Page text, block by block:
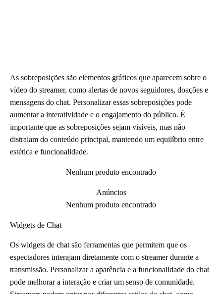
As sobreposições são elementos gráficos que aparecem sobre o
vídeo do streamer, como alertas de novos seguidores, doações e
mensagens do chat. Personalizar essas sobreposições pode
aumentar a interatividade e o engajamento do público. É
importante que as sobreposições sejam visíveis, mas não
distraiam do conteúdo principal, mantendo um equilíbrio entre
estética e funcionalidade.
Nenhum produto encontrado
Anúncios
Nenhum produto encontrado
Widgets de Chat
Os widgets de chat são ferramentas que permitem que os
espectadores interajam diretamente com o streamer durante a
transmissão. Personalizar a aparência e a funcionalidade do chat
pode melhorar a interação e criar um senso de comunidade.